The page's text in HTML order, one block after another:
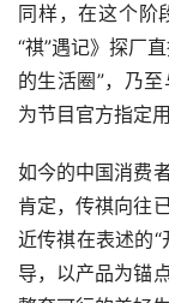
同样，在这个阶
“祺”遇记》探厂
的生活圈”，乃
为节目官方指定
如今的中国消费
肯定，传祺向往
近传祺在表述的
导，以产品为锚